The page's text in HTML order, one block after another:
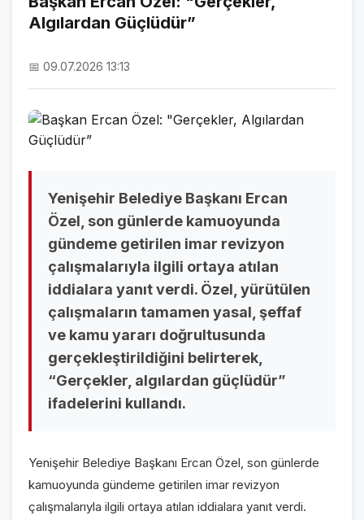
NAMAZ VAKİTLERİ
KRİPTO PARALAR
NÖBETÇİ ECZANELER
SON DAKİKA
VİDEO GALERİ
FOTO GALERİ
GALERİLER
VİDEO GALERİ
FOTO GALERİ
Algılardan Güçlüdür”
📅 09.07.2026 13:13
Yenişehir Belediye Başkanı Ercan
Özel, son günlerde kamuoyunda
gündeme getirilen imar revizyon
çalışmalarıyla ilgili ortaya atılan
iddialara yanıt verdi. Özel, yürütülen
çalışmaların tamamen yasal, şeffaf
ve kamu yararı doğrultusunda
gerçekleştirildiğini belirterek,
“Gerçekler, algılardan güçlüdür”
ifadelerini kullandı.
Yenişehir Belediye Başkanı Ercan Özel, son günlerde
kamuoyunda gündeme getirilen imar revizyon
çalışmalarıyla ilgili ortaya atılan iddialara yanıt verdi.